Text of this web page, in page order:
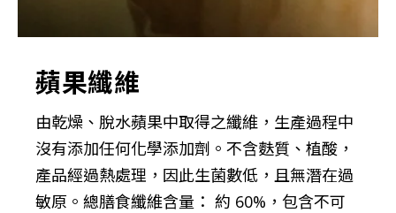
蘋果纖維
由乾燥、脫水蘋果中取得之纖維，生產過程中
沒有添加任何化學添加劑。不含麩質、植酸，
產品經過熱處理，因此生菌數低，且無潛在過
敏原。總膳食纖維含量： 約 60%，包含不可